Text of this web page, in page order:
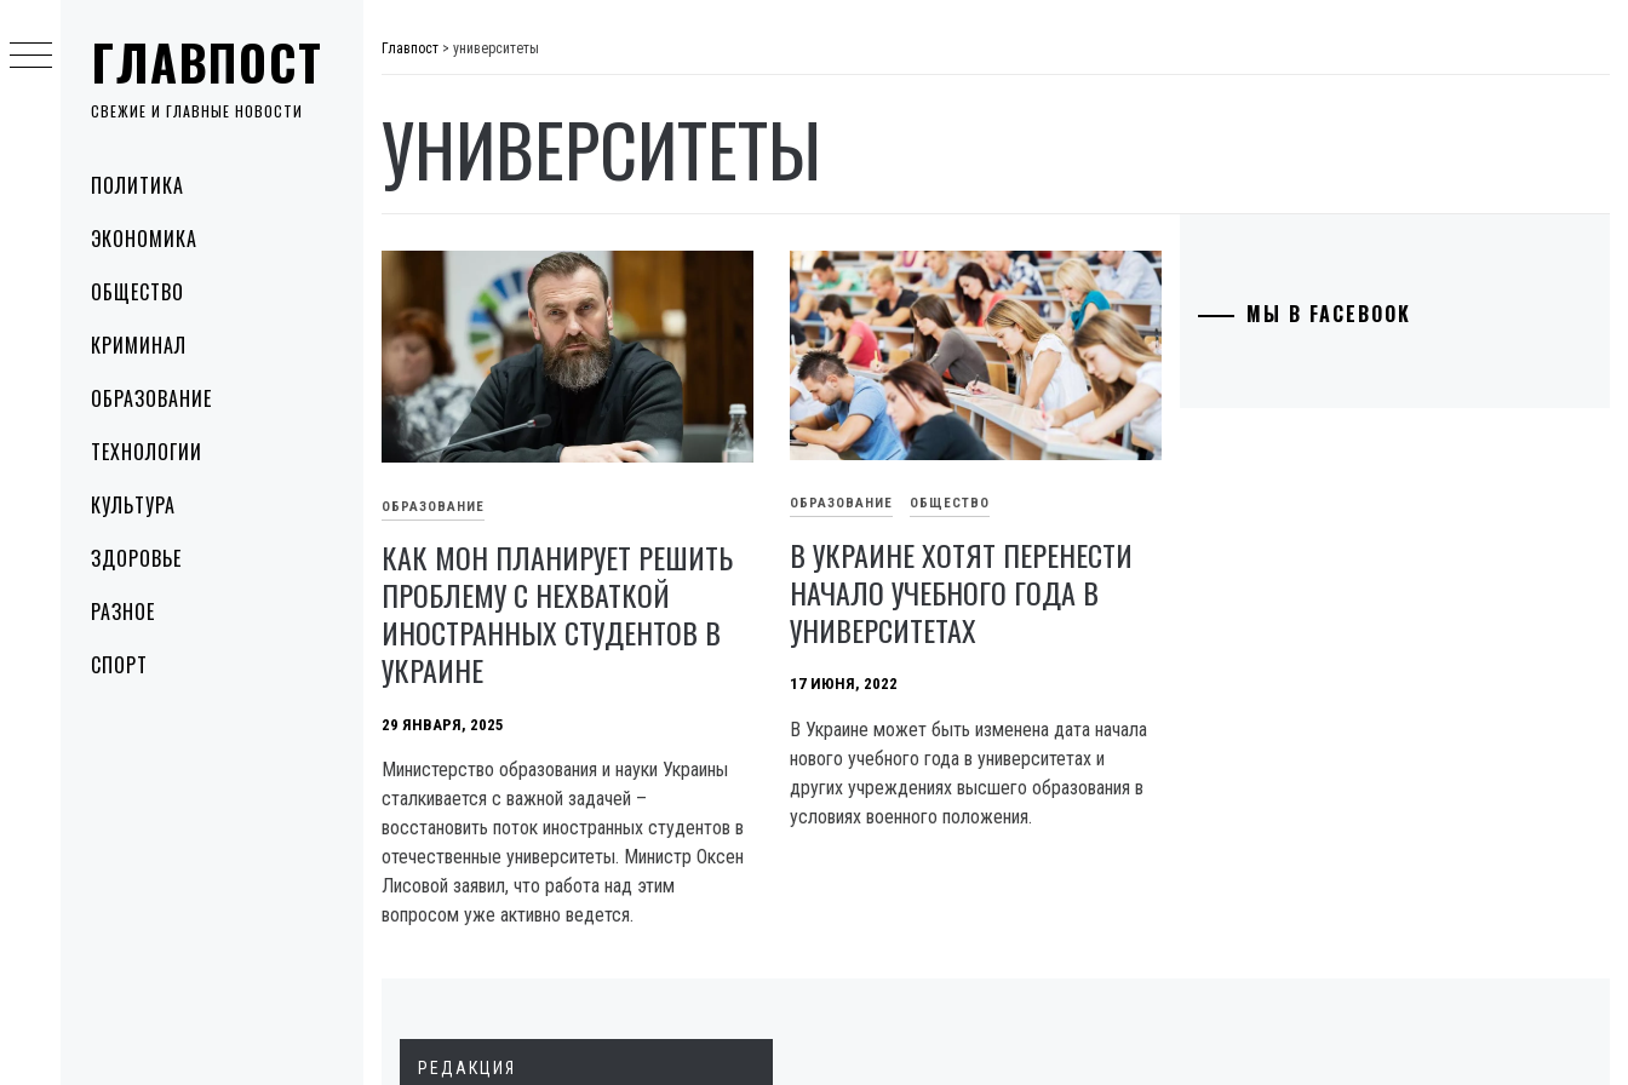
ГЛАВПОСТ
СВЕЖИЕ И ГЛАВНЫЕ НОВОСТИ
MenuПОЛИТИКА
ЭКОНОМИКА
ОБЩЕСТВО
КРИМИНАЛ
ОБРАЗОВАНИЕ
ТЕХНОЛОГИИ
КУЛЬТУРА
ЗДОРОВЬЕ
РАЗНОЕ
СПОРТ
to
content
Главпост > университеты
УНИВЕРСИТЕТЫ
ОБРАЗОВАНИЕ
КАК МОН ПЛАНИРУЕТ РЕШИТЬ
ПРОБЛЕМУ С НЕХВАТКОЙ
ИНОСТРАННЫХ СТУДЕНТОВ В
УКРАИНЕ
29 ЯНВАРЯ, 2025
Министерство образования и науки Украины
сталкивается с важной задачей –
восстановить поток иностранных студентов в
отечественные университеты. Министр Оксен
Лисовой заявил, что работа над этим
вопросом уже активно ведется.
ОБРАЗОВАНИЕ ОБЩЕСТВО
В УКРАИНЕ ХОТЯТ ПЕРЕНЕСТИ
НАЧАЛО УЧЕБНОГО ГОДА В
УНИВЕРСИТЕТАХ
17 ИЮНЯ, 2022
В Украине может быть изменена дата начала
нового учебного года в университетах и
других учреждениях высшего образования в
условиях военного положения.
МЫ В FACEBOOK
РЕДАКЦИЯ